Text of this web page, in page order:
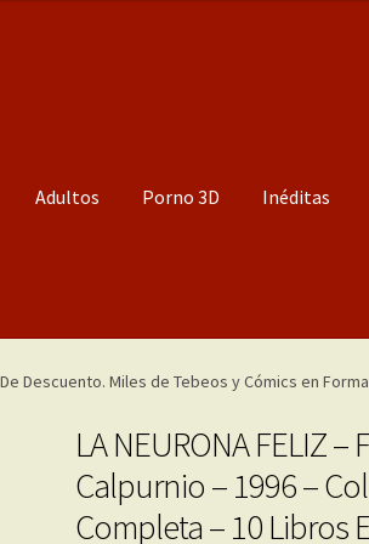
Adultos Porno 3D Inéditas
LA NEURONA FELIZ
Calpurnio – 1996 –
Completa – 10 Libros